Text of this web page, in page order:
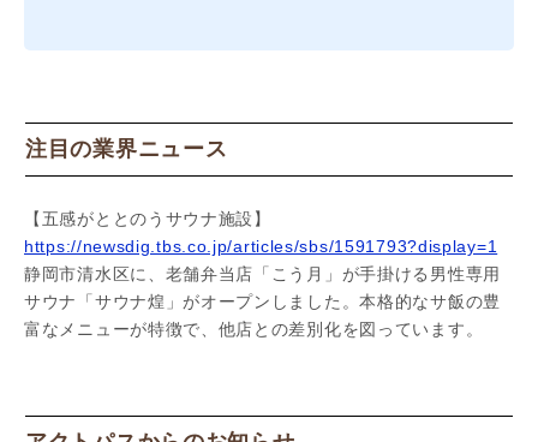
注目の業界ニュース
【五感がととのうサウナ施設】
https://newsdig.tbs.co.jp/articles/sbs/1591793?display=1
静岡市清水区に、老舗弁当店「こう月」が手掛ける男性専用
サウナ「サウナ煌」がオープンしました。本格的なサ飯の豊
富なメニューが特徴で、他店との差別化を図っています。